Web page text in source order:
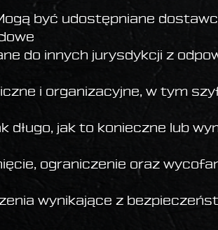
być udostępniane
do innych jurysdykcji z
i organizacyjne, w tym
długo, jak to konieczne lub
ograniczenie oraz
wynikające z